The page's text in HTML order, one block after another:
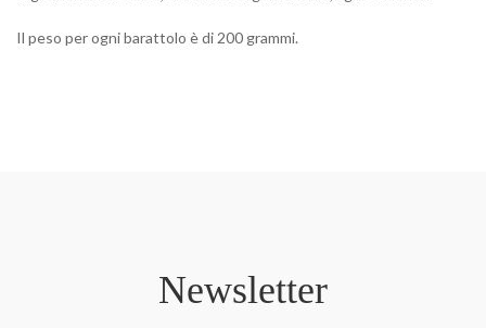
Il peso per ogni barattolo è di 200 grammi.
Newsletter